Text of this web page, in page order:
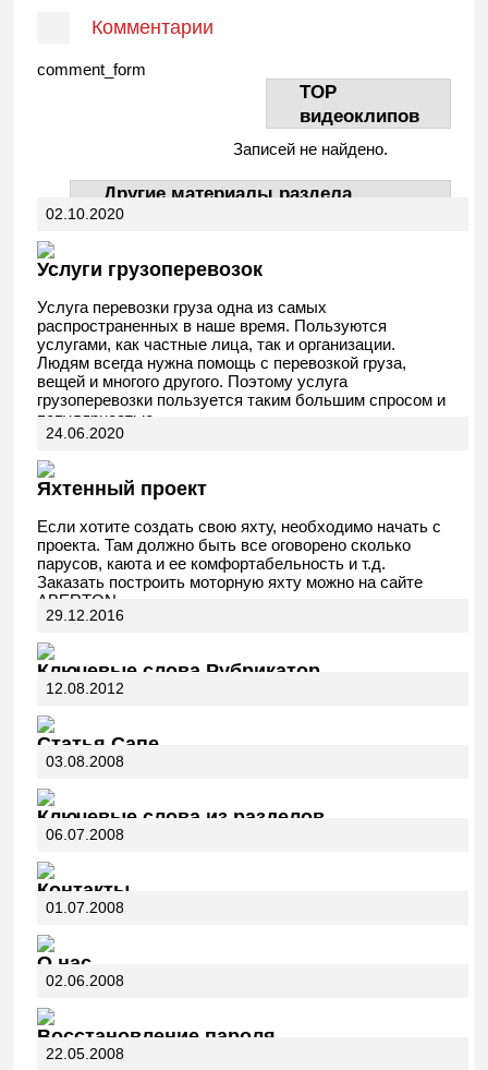
Комментарии
comment_form
TOP
видеоклипов
Записей не найдено.
Другие материалы раздела
АвтоДела
02.10.2020
Услуги грузоперевозок
Услуга перевозки груза одна из самых
распространенных в наше время. Пользуются
услугами, как частные лица, так и организации.
Людям всегда нужна помощь с перевозкой груза,
вещей и многого другого. Поэтому услуга
грузоперевозки пользуется таким большим спросом и
популярностью.
24.06.2020
Яхтенный проект
Если хотите создать свою яхту, необходимо начать с
проекта. Там должно быть все оговорено сколько
парусов, каюта и ее комфортабельность и т.д.
Заказать построить моторную яхту можно на сайте
ABERTON.
29.12.2016
Ключевые слова Рубрикатор
12.08.2012
Статья Сапе
03.08.2008
Ключевые слова из разделов
06.07.2008
Контакты
01.07.2008
О нас
02.06.2008
Восстановление пароля
22.05.2008